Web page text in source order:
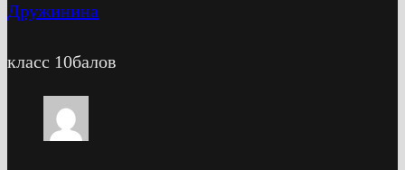
Дружинина
класс 10балов